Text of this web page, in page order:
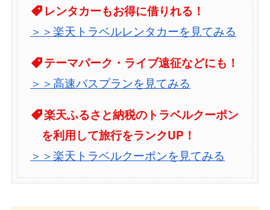
レンタカーもお得に借りれる！
＞＞楽天トラベルレンタカーを見てみる
テーマパーク・ライブ遠征などにも！
＞＞高速バスプランを見てみる
楽天ふるさと納税のトラベルクーポン
を利用して旅行をランクUP！
＞＞楽天トラベルクーポンを見てみる